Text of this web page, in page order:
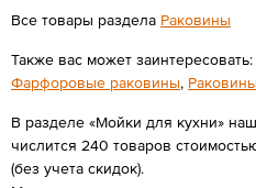
Все товары раздела Раковины
Также вас может заинтересовать:
Фарфоровые раковины,
В разделе «Мойки для кухни»
числится 240 товаров
(без учета скидок).